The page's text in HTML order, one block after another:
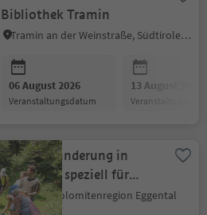
Bibliothek Tramin
Tramin an der Weinstraße, Südtiroler Weinstraße
06 August 2026
Veranstaltungsdatum
13 August 2026
Kräuterwanderung in
Steinegg - speziell für
kleine Entdecker
Karneid, Dolomitenregion Eggental